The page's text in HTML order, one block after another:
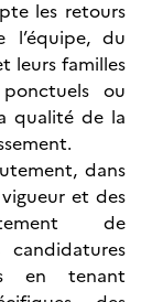
les retours
l’équipe, du
leurs familles
ou
qualité de la
dans
et des
de
candidatures
en tenant